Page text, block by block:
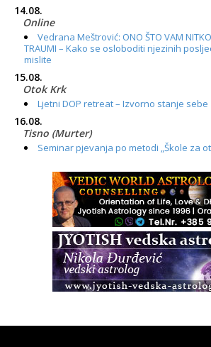
14.08.
Online
Vedrana Meštrović: ONO ŠTO VAM NITKO
TRAUMI – Kako se osloboditi njezinih
mislite
15.08.
Otok Krk
Ljetni DOP retreat – Izvorno stanje sebe
16.08.
Tisno (Murter)
Seminar pjevanja po metodi „Škole za
Online
Radionica: Pomagači iz drugih
Zagreb+Online
Osnovni ThetaHealing® tečaj, Zagreb i
Access BARS®, otpusti stres